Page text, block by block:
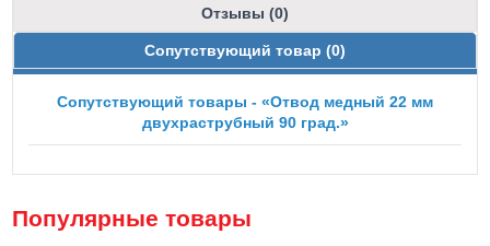
Отзывы (0)
Сопутствующий товар (0)
Сопутствующий товары - «Отвод медный 22 мм
двухраструбный 90 град.»
Популярные товары